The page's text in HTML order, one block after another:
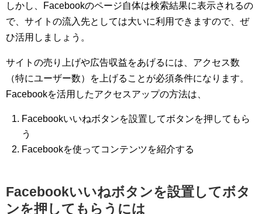
しかし、Facebookのページ自体は検索結果に表示されるの
で、サイトの流入先としては大いに利用できますので、ぜ
ひ活用しましょう。
サイトの売り上げや広告収益をあげるには、アクセス数
（特にユーザー数）を上げることが必須条件になります。
Facebookを活用したアクセスアップの方法は、
Facebookいいねボタンを設置してボタンを押してもら
う
Facebookを使ってコンテンツを紹介する
Facebookいいねボタンを設置してボタ
ンを押してもらうには